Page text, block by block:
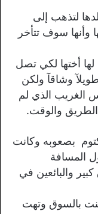
لتذهب إلى
وأنها سوف تتأخر
أختها لكي تصل
وشاقآ ولكن
الغريب الذي لم
والوقت.
بصعوبه وكانت
المسافة
والبائعين في
بالسوق وتهت